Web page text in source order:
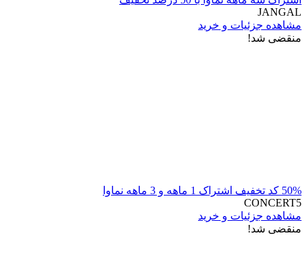
JANGAL
مشاهده جزئیات و خرید
منقضی شد!
50% کد تخفیف اشتراک 1 ماهه و 3 ماهه نماوا
CONCERT5
مشاهده جزئیات و خرید
منقضی شد!